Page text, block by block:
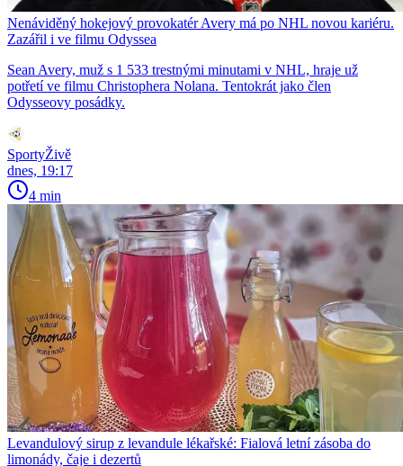
Nenáviděný hokejový provokatér Avery má po NHL novou kariéru.
Zazářil i ve filmu Odyssea
Sean Avery, muž s 1 533 trestnými minutami v NHL, hraje už
potřetí ve filmu Christophera Nolana. Tentokrát jako člen
Odysseovy posádky.
SportyŽivě
dnes, 19:17
4 min
Levandulový sirup z levandule lékařské: Fialová letní zásoba do
limonády, čaje i dezertů